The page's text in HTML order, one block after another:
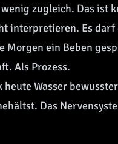
zugleich. Das ist
interpretieren. Es
Morgen ein Beben
Als Prozess.
Wasser
Das